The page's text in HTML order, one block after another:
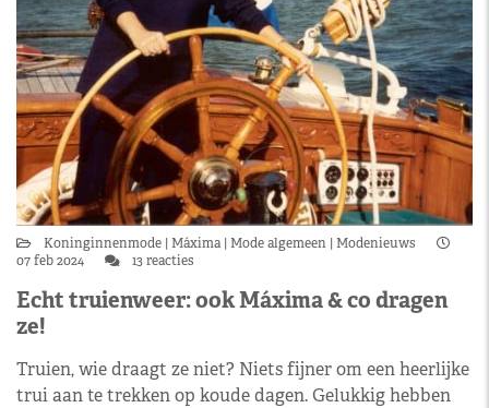
Koninginnenmode Máxima Mode algemeen Modenieuws
07 feb 2024
13 reacties
Echt truienweer: ook Máxima & co dragen
ze!
Truien, wie draagt ze niet? Niets fijner om een heerlijke
trui aan te trekken op koude dagen. Gelukkig hebben